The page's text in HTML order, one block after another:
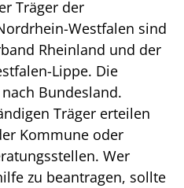
Träger der
Westfalen sind
Rheinland und der
Lippe. Die
Bundesland.
Träger erteilen
Kommune oder
Wer
zu beantragen, sollte